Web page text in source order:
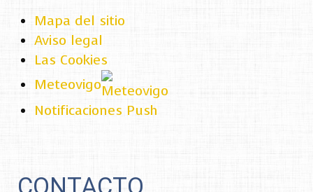
Mapa del sitio
Aviso legal
Las Cookies
Meteovigo
Notificaciones Push